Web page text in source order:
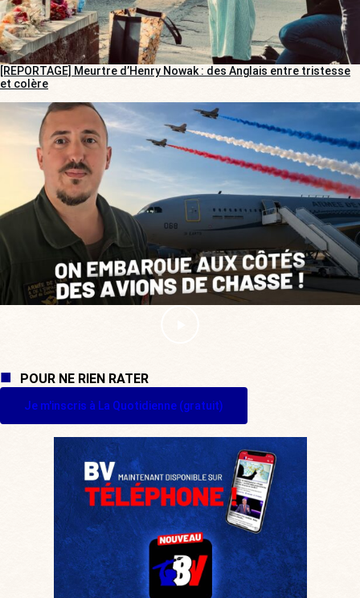
[REPORTAGE] Meurtre d’Henry Nowak : des Anglais entre tristesse
et colère
POUR NE RIEN RATER
Je m'inscris à La Quotidienne (gratuit)